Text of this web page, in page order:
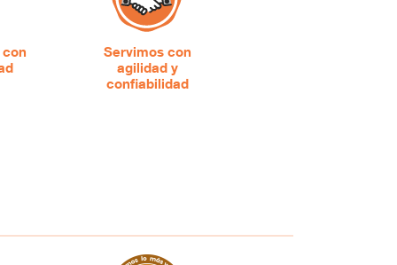
Servimos con
agilidad y
confiabilidad